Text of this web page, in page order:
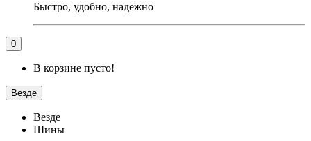
Быстро, удобно, надежно
0
В корзине пусто!
Везде
Везде
Шины